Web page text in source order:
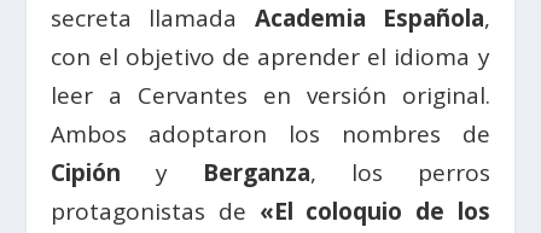
secreta llamada Academia Española,
con el objetivo de aprender el idioma y
leer a Cervantes en versión original.
Ambos adoptaron los nombres de
Cipión y Berganza, los perros
protagonistas de «El coloquio de los